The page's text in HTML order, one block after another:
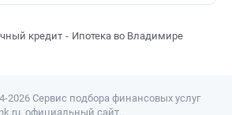
кредит Ипотека во Владимире
2026 Сервис подбора финансовых услуг
официальный сайт.